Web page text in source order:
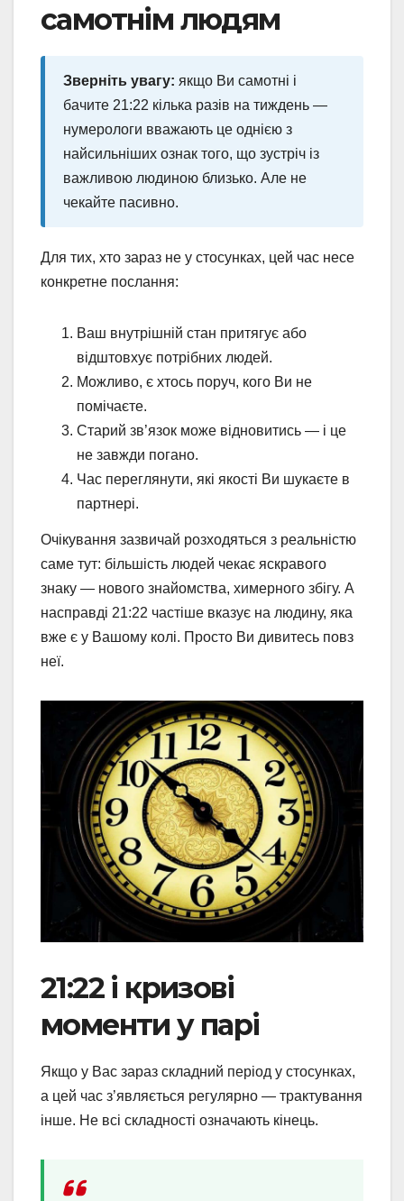
самотнім людям
Зверніть увагу: якщо Ви самотні і
бачите 21:22 кілька разів на тиждень —
нумерологи вважають це однією з
найсильніших ознак того, що зустріч із
важливою людиною близько. Але не
чекайте пасивно.
Для тих, хто зараз не у стосунках, цей час несе
конкретне послання:
Ваш внутрішній стан притягує або
відштовхує потрібних людей.
Можливо, є хтось поруч, кого Ви не
помічаєте.
Старий зв’язок може відновитись — і це
не завжди погано.
Час переглянути, які якості Ви шукаєте в
партнері.
Очікування зазвичай розходяться з реальністю
саме тут: більшість людей чекає яскравого
знаку — нового знайомства, химерного збігу. А
насправді 21:22 частіше вказує на людину, яка
вже є у Вашому колі. Просто Ви дивитесь повз
неї.
21:22 і кризові
моменти у парі
Якщо у Вас зараз складний період у стосунках,
а цей час з’являється регулярно — трактування
інше. Не всі складності означають кінець.